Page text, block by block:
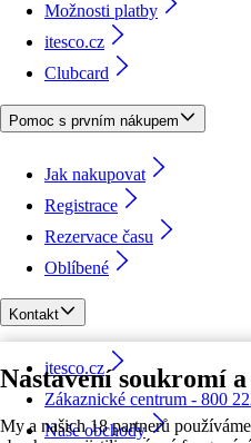
Nastavení soukromí a
My a našich 18 partnerů
Možnosti platby
itesco.cz
Clubcard
Pomoc s prvním nákupem
Jak nakupovat
Registrace
Rezervace času
Oblíbené
Kontakt
itesco.cz
Zákaznické centrum - 800
Naše obchody